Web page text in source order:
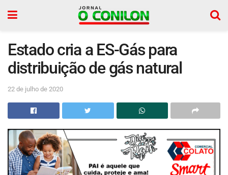
Estado cria a ES-Gás para
distribuição de gás natural
22 de julho de 2020